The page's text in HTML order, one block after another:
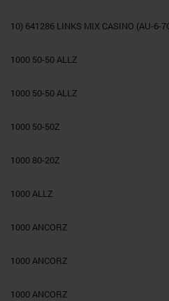
10) 641286 LINKS MIX CASINO (AU-6-
1000 50-50 ALLZ
1000 50-50 ALLZ
1000 50-50Z
1000 80-20Z
1000 ALLZ
1000 ANCORZ
1000 ANCORZ
1000 ANCORZ